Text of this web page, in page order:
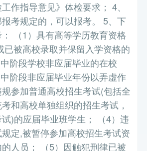
作指导意见》体检要求； 4、
考规定的，可以报考。 5、下
（1）具有高等学历教育资格
已被高校录取并保留入学资格的
阶段学校非应届毕业的在校
阶段非应届毕业年份以弄虚作
参加普通高校招生考试(包括全
和高校单独组织的招生考试，
)的应届毕业班学生； （4）违
定,被暂停参加高校招生考试资
人员； （5）因触犯刑律已被